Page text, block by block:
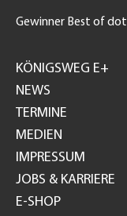
Gewinner Best of
GH
KÖNIGSWEG E+
NEWS
TERMINE
MEDIEN
IMPRESSUM
JOBS & KARRIERE
E-SHOP